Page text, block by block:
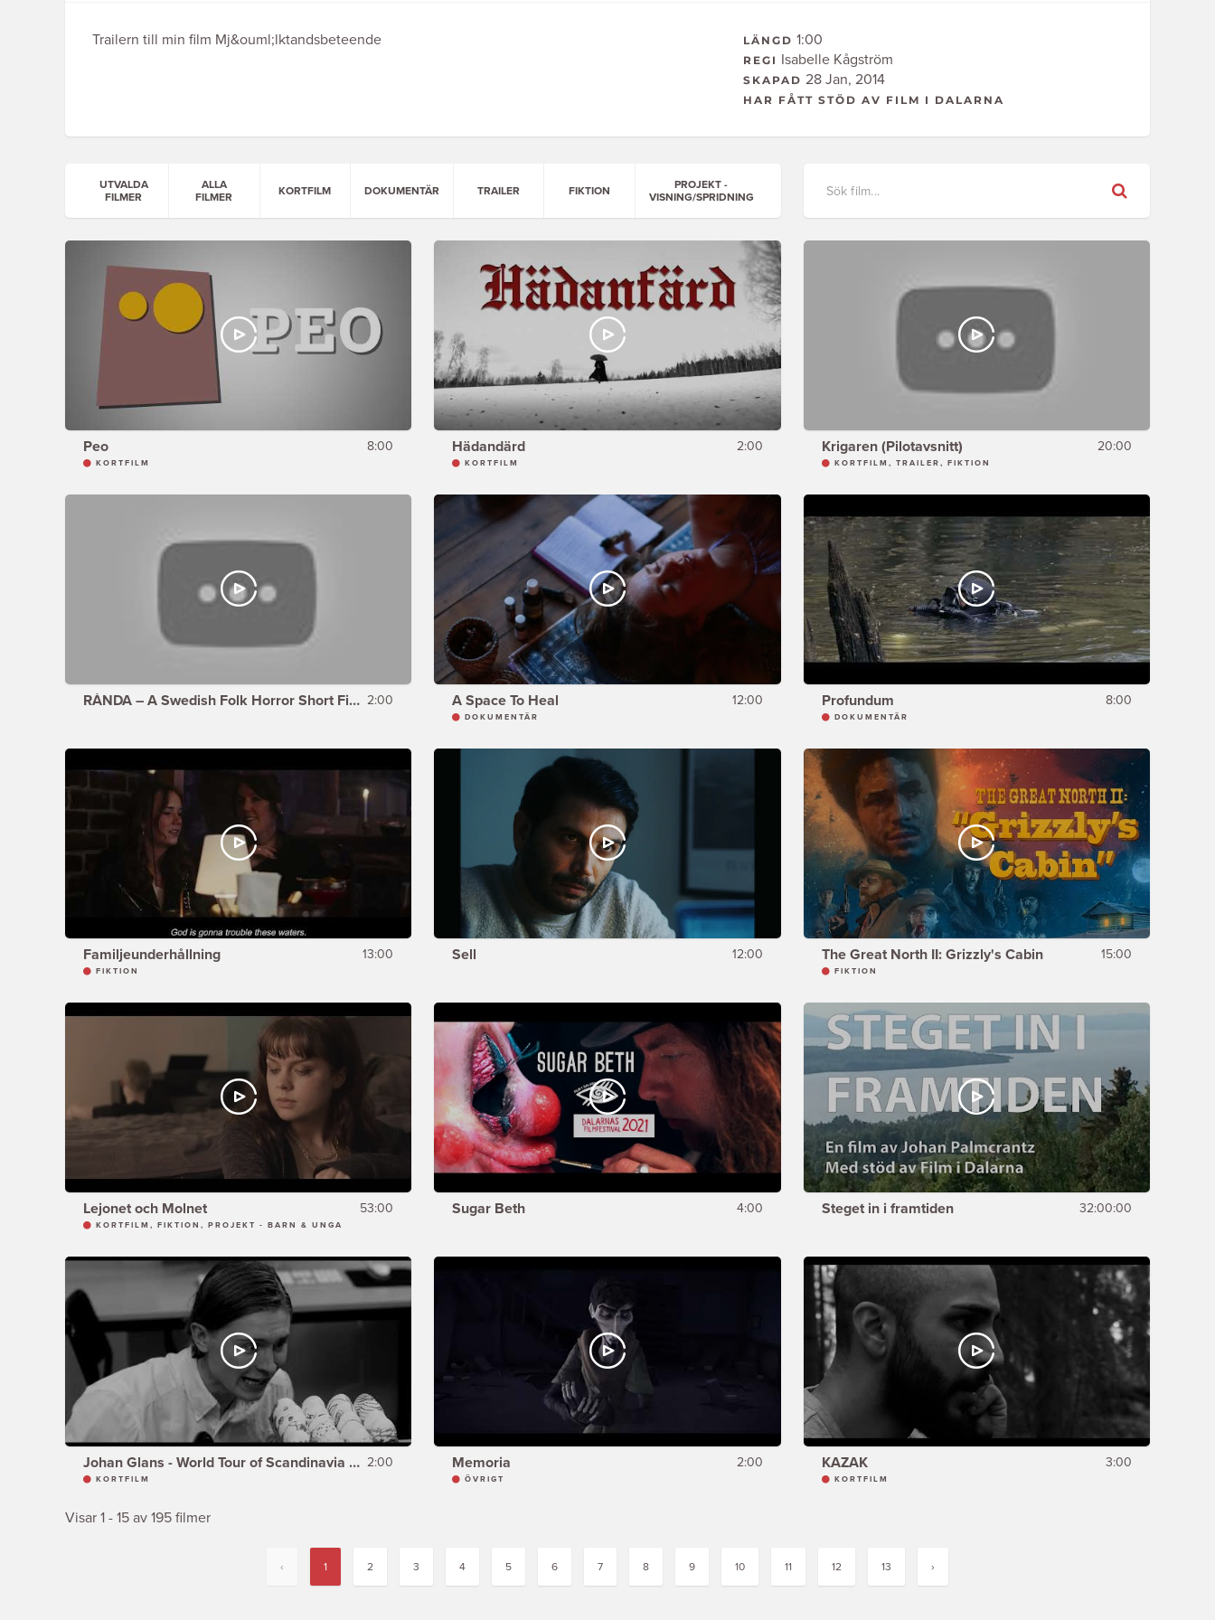
Trailern till min film Mj&ouml;lktandsbeteende LÄNGD 1:00
REGI Isabelle Kågström
SKAPAD 28 Jan, 2014
HAR FÅTT STÖD AV FILM I DALARNA
UTVALDA
FILMER
ALLA
FILMER
KORTFILM DOKUMENTÄR TRAILER FIKTION
PROJEKT -
VISNING/SPRIDNING
Sök
Peo 8:00
KORTFILM
Hädandärd 2:00
KORTFILM
Krigaren (Pilotavsnitt) 20:00
KORTFILM, TRAILER, FIKTION
RÅNDA – A Swedish Folk Horror Short Film (Teaser) 2:00 A Space To Heal 12:00
DOKUMENTÄR
Profundum 8:00
DOKUMENTÄR
Familjeunderhållning 13:00
FIKTION
Sell 12:00 The Great North II: Grizzly's Cabin 15:00
FIKTION
Lejonet och Molnet 53:00
KORTFILM, FIKTION, PROJEKT - BARN & UNGA
Sugar Beth 4:00 Steget in i framtiden 32:00:00
Johan Glans - World Tour of Scandinavia - PÅSKEN 2:00
KORTFILM
Memoria 2:00
ÖVRIGT
KAZAK 3:00
KORTFILM
Visar 1 - 15 av 195 filmer
‹ 1 2 3 4 5 6 7 8 9 10 11 12 13 ›